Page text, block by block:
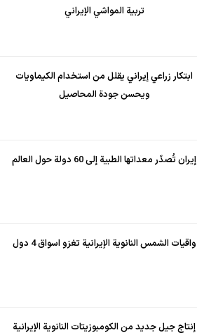
تربية المواشي الإيراني
ابتكار زراعي إيراني يقلل من استخدام الكيماويات
ويحسن جودة المحاصيل
إيران تُصدّر معداتها الطبية إلى 60 دولة حول العالم
واقيات الشمس النانوية الإيرانية تغزو اسواق 4 دول
إنتاج جيل جديد من الكومبوزيتات النانوية الإيرانية